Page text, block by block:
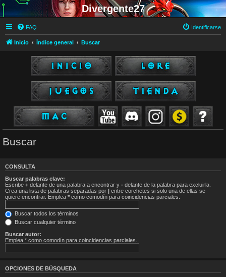
Divergente27
FAQ Identificarse
Inicio Índice general Buscar
Buscar
CONSULTA
Buscar palabras clave:
Escribe + delante de una palabra a encontrar y - delante de la palabra para excluirla.
Crea una lista de palabras separadas por | entre corchetes si solo una de ellas se
quiere encontrar. Emplea * como comodín para coincidencias parciales.
Buscar todos los términos
Buscar cualquier término
Buscar autor:
Emplea * como comodín para coincidencias parciales.
OPCIONES DE BÚSQUEDA